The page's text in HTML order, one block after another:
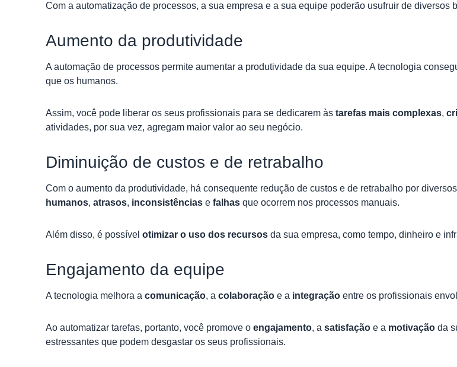
Com a automatização de processos, a sua empresa e a sua equipe poderão usufruir de diversos
Aumento da produtividade
A automação de processos permite aumentar a produtividade da sua equipe. A tecnologia
que os humanos.
Assim, você pode liberar os seus profissionais para se dedicarem às tarefas mais complexas,
atividades, por sua vez, agregam maior valor ao seu negócio.
Diminuição de custos e de retrabalho
Com o aumento da produtividade, há consequente redução de custos e de retrabalho por
humanos, atrasos, inconsistências e falhas que ocorrem nos processos manuais.
Além disso, é possível otimizar o uso dos recursos da sua empresa, como tempo, dinheiro e
Engajamento da equipe
A tecnologia melhora a comunicação, a colaboração e a integração entre os profissionais
Ao automatizar tarefas, portanto, você promove o engajamento, a satisfação e a motivação da
estressantes que podem desgastar os seus profissionais.